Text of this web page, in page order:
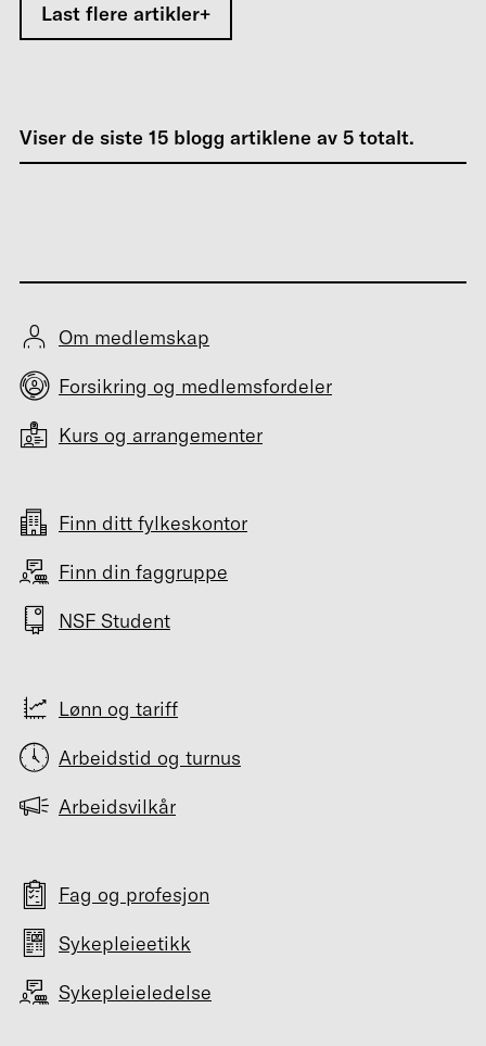
Last flere artikler
Viser de siste 15 blogg artiklene av 5 totalt.
Om medlemskap
Forsikring og medlemsfordeler
Kurs og arrangementer
Finn ditt fylkeskontor
Finn din faggruppe
NSF Student
Lønn og tariff
Arbeidstid og turnus
Arbeidsvilkår
Fag og profesjon
Sykepleieetikk
Sykepleieledelse